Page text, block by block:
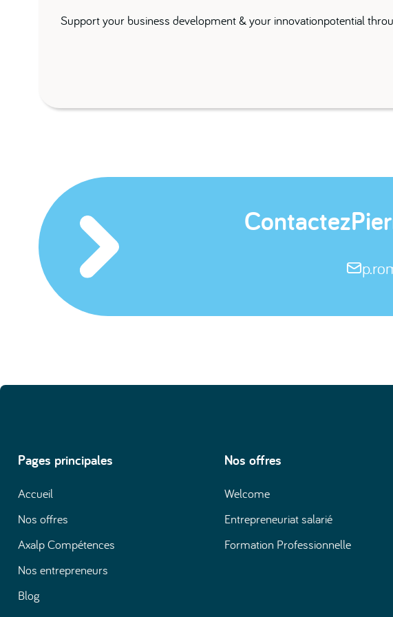
Support your business development & your innovationpotential
Contactez

Pages principales
Accueil
Nos offres
Axalp Compétences
Nos entrepreneurs
Blog
Nos offres
Welcome
Entrepreneuriat salarié
Formation Professionnelle